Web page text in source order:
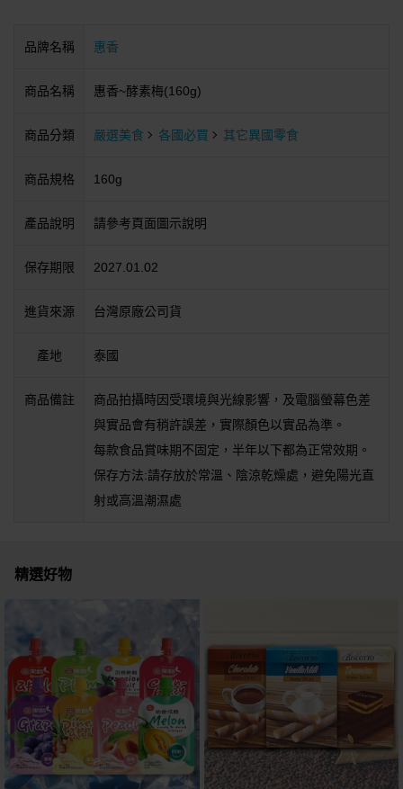
品牌名稱 惠香
商品名稱 惠香~酵素梅(160g)
商品分類 嚴選美食 各國必買 其它異國零食
商品規格 160g
產品說明 請參考頁面圖示說明
保存期限 2027.01.02
進貨來源 台灣原廠公司貨
產地 泰國
商品備註
商品拍攝時因受環境與光線影響，及電腦螢幕色差
與實品會有稍許誤差，實際顏色以實品為準。
每款食品賞味期不固定，半年以下都為正常效期。
保存方法:請存放於常溫、陰涼乾燥處，避免陽光直
射或高溫潮濕處
精選好物